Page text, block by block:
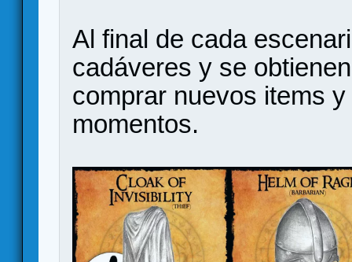
Al final de cada
cadáveres y se
comprar nuevos items
momentos.